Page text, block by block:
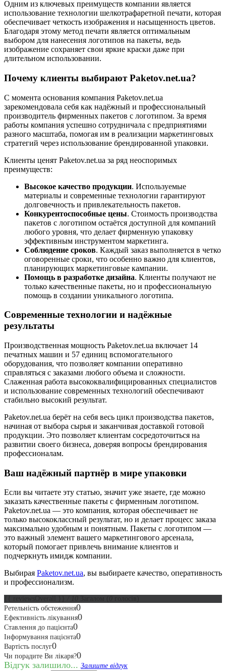
Одним из ключевых преимуществ компании является
использование технологии шелкотрафаретной печати, которая
обеспечивает четкость изображения и насыщенность цветов.
Благодаря этому метод печати является оптимальным
выбором для нанесения логотипов на пакеты, ведь
изображение сохраняет свои яркие краски даже при
длительном использовании.
Почему клиенты выбирают Paketov.net.ua?
С момента основания компания Paketov.net.ua
зарекомендовала себя как надёжный и профессиональный
производитель фирменных пакетов с логотипом. За время
работы компания успешно сотрудничала с предприятиями
разного масштаба, помогая им в реализации маркетинговых
стратегий через использование брендированной упаковки.
Клиенты ценят Paketov.net.ua за ряд неоспоримых
преимуществ:
Высокое качество продукции. Используемые
материалы и современные технологии гарантируют
долговечность и привлекательность пакетов.
Конкурентоспособные цены. Стоимость производства
пакетов с логотипом остаётся доступной для компаний
любого уровня, что делает фирменную упаковку
эффективным инструментом маркетинга.
Соблюдение сроков. Каждый заказ выполняется в четко
оговоренные сроки, что особенно важно для клиентов,
планирующих маркетинговые кампании.
Помощь в разработке дизайна. Клиенты получают не
только качественные пакеты, но и профессиональную
помощь в создании уникального логотипа.
Современные технологии и надёжные
результаты
Производственная мощность Paketov.net.ua включает 14
печатных машин и 57 единиц вспомогательного
оборудования, что позволяет компании оперативно
справляться с заказами любого объема и сложности.
Слаженная работа высококвалифицированных специалистов
и использование современных технологий обеспечивают
стабильно высокий результат.
Paketov.net.ua берёт на себя весь цикл производства пакетов,
начиная от выбора сырья и заканчивая доставкой готовой
продукции. Это позволяет клиентам сосредоточиться на
развитии своего бизнеса, доверяя вопросы брендирования
профессионалам.
Ваш надёжный партнёр в мире упаковки
Если вы читаете эту статью, значит уже знаете, где можно
заказать качественные пакеты с фирменным логотипом.
Paketov.net.ua — это компания, которая обеспечивает не
только высококлассный результат, но и делает процесс заказа
максимально удобным и понятным. Пакеты с логотипом —
это важный элемент вашего маркетингового арсенала,
который помогает привлечь внимание клиентов и
подчеркнуть имидж компании.
Выбирая Paketov.net.ua, вы выбираете качество, оперативность
и профессионализм.
Ретельність обстеження0
Ефективність лікування0
Ставлення до пацієнта0
Інформування пацієнта0
Вартість послуг0
Чи порадите Ви лікаря?0
Відгук залишило... Залиште відгук